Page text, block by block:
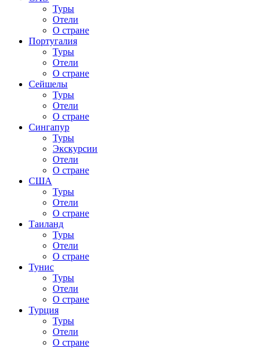
Туры
Отели
О стране
Португалия
Туры
Отели
О стране
Сейшелы
Туры
Отели
О стране
Сингапур
Туры
Экскурсии
Отели
О стране
США
Туры
Отели
О стране
Таиланд
Туры
Отели
О стране
Тунис
Туры
Отели
О стране
Турция
Туры
Отели
О стране